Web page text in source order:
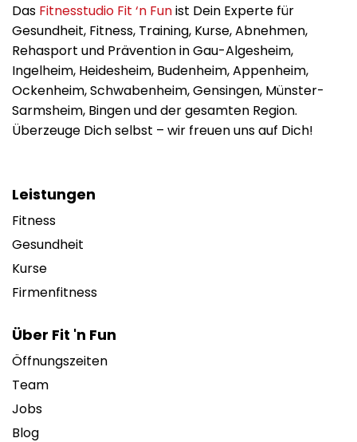
Das Fitnesstudio Fit ‘n Funist Dein Experte für
Gesundheit, Fitness, Training, Kurse, Abnehmen,
Rehasport und Prävention in Gau-Algesheim,
Ingelheim, Heidesheim, Budenheim, Appenheim,
Ockenheim, Schwabenheim, Gensingen, Münster-
Sarmsheim, Bingen und der gesamten Region.
Überzeuge Dich selbst – wir freuen uns auf Dich!
Leistungen
Fitness
Gesundheit
Kurse
Firmenfitness
Über Fit 'n Fun
Öffnungszeiten
Team
Jobs
Blog